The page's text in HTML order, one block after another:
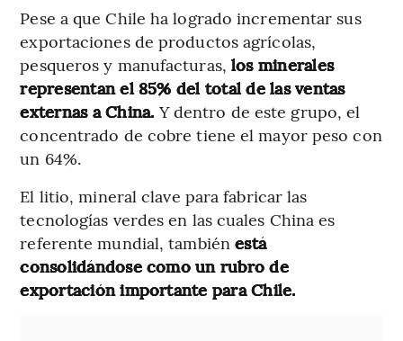
Pese a que Chile ha logrado incrementar sus
exportaciones de productos agrícolas,
pesqueros y manufacturas, los minerales
representan el 85% del total de las ventas
externas a China. Y dentro de este grupo, el
concentrado de cobre tiene el mayor peso con
un 64%.
El litio, mineral clave para fabricar las
tecnologías verdes en las cuales China es
referente mundial, tambiénestá
consolidándose como un rubro de
exportación importante para Chile.